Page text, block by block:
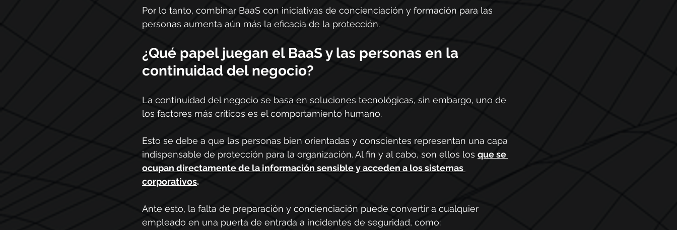
Por lo tanto, combinar BaaS con iniciativas de concienciación y formación para las
personas aumenta aún más la eficacia de la protección.
¿Qué papel juegan el BaaS y las personas en la
continuidad del negocio?
La continuidad del negocio se basa en soluciones tecnológicas, sin embargo, uno de
los factores más críticos es el comportamiento humano.
Esto se debe a que las personas bien orientadas y conscientes representan una capa
indispensable de protección para la organización. Al fin y al cabo, son ellos los que se
ocupan directamente de la información sensible y acceden a los sistemas
corporativos.
Ante esto, la falta de preparación y concienciación puede convertir a cualquier
empleado en una puerta de entrada a incidentes de seguridad, como: